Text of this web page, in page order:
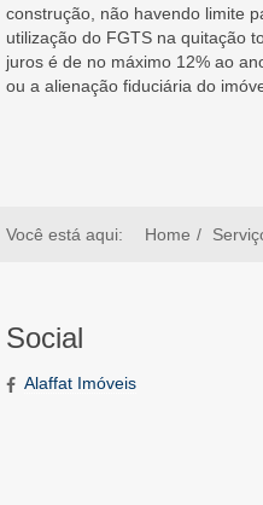
construção, não havendo limite
utilização do FGTS na quitação
juros é de no máximo 12% ao
ou a alienação fiduciária do
Você está aqui: Home
Social
Alaffat Imóveis